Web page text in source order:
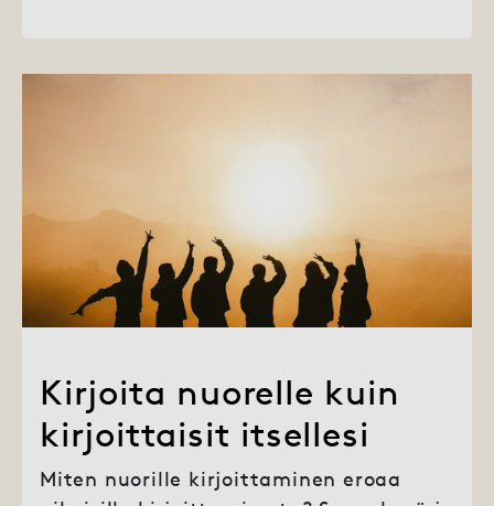
Kirjoita nuorelle kuin
kirjoittaisit itsellesi
Miten nuorille kirjoittaminen eroaa